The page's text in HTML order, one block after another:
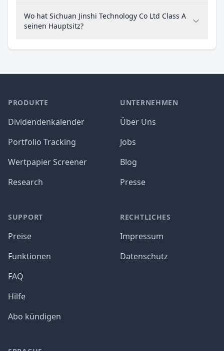
Wo hat Sichuan Jinshi Technology Co Ltd Class A
seinen Hauptsitz?
PRODUKTE
Dividendenkalender
Portfolio Tracking
Wertpapier Screener
Research
SUPPORT
Preise
Funktionen
FAQ
Hilfe
Abo kündigen
UNTERNEHMEN
Über Uns
Jobs
Blog
Presse
RECHTLICHES
Impressum
Datenschutz